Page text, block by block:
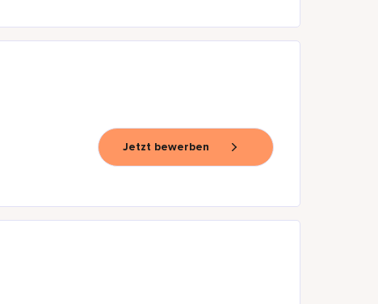
Jetzt bewerben